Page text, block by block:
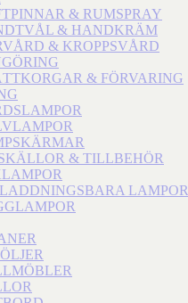
& RUMSPRAY
& HANDKRÄM
& KROPPSVÅRD
& FÖRVARING
& TILLBEHÖR
LAMPOR